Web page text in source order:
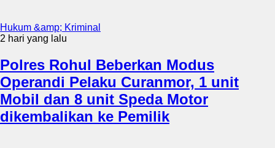
Hukum &amp; Kriminal
2 hari yang lalu
Polres Rohul Beberkan Modus
Operandi Pelaku Curanmor, 1 unit
Mobil dan 8 unit Speda Motor
dikembalikan ke Pemilik